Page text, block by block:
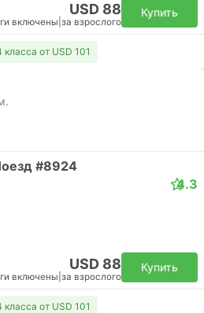
USD 88
включены за взрослого
Купить
от USD 101
#8924
4.3
USD 88
включены за взрослого
Купить
от USD 101